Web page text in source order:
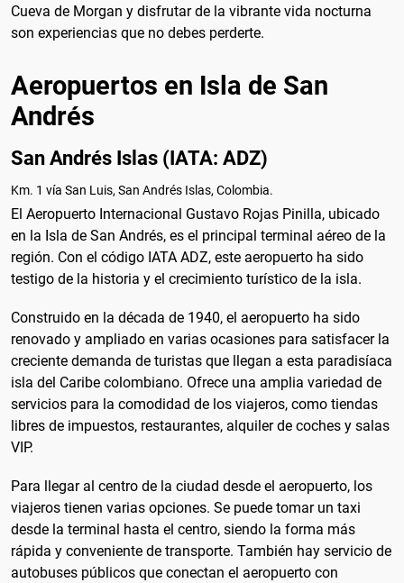
Cueva de Morgan y disfrutar de la vibrante vida nocturna
son experiencias que no debes perderte.
Aeropuertos en Isla de San
Andrés
San Andrés Islas (IATA: ADZ)
Km. 1 vía San Luis, San Andrés Islas, Colombia.
El Aeropuerto Internacional Gustavo Rojas Pinilla, ubicado
en la Isla de San Andrés, es el principal terminal aéreo de la
región. Con el código IATA ADZ, este aeropuerto ha sido
testigo de la historia y el crecimiento turístico de la isla.
Construido en la década de 1940, el aeropuerto ha sido
renovado y ampliado en varias ocasiones para satisfacer la
creciente demanda de turistas que llegan a esta paradisíaca
isla del Caribe colombiano. Ofrece una amplia variedad de
servicios para la comodidad de los viajeros, como tiendas
libres de impuestos, restaurantes, alquiler de coches y salas
VIP.
Para llegar al centro de la ciudad desde el aeropuerto, los
viajeros tienen varias opciones. Se puede tomar un taxi
desde la terminal hasta el centro, siendo la forma más
rápida y conveniente de transporte. También hay servicio de
autobuses públicos que conectan el aeropuerto con